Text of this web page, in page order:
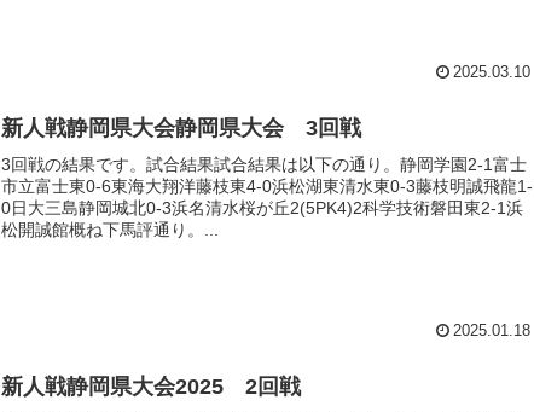
2025.03.10
新人戦静岡県大会静岡県大会 3回戦
3回戦の結果です。試合結果試合結果は以下の通り。静岡学園2-1富士
市立富士東0-6東海大翔洋藤枝東4-0浜松湖東清水東0-3藤枝明誠飛龍1-
0日大三島静岡城北0-3浜名清水桜が丘2(5PK4)2科学技術磐田東2-1浜
松開誠館概ね下馬評通り。...
2025.01.18
新人戦静岡県大会2025 2回戦